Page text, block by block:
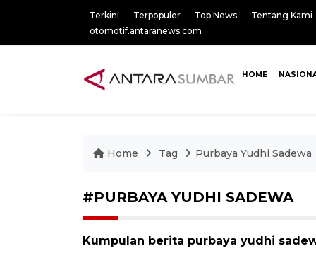
Terkini Terpopuler Top News
Tentang Kami
otomotif.antaranews.com
HOME
Home Tag Purbaya Yudhi Sadewa
#PURBAYA YUDHI SADEWA
Kumpulan berita purbaya yudhi